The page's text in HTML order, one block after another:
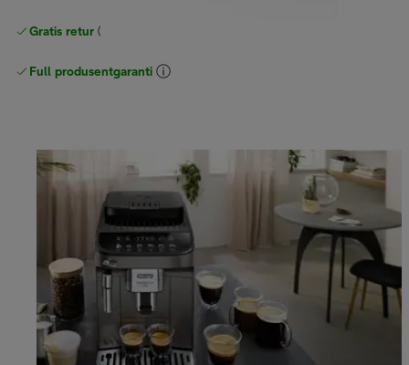
Gratis retur
Full produsentgaranti